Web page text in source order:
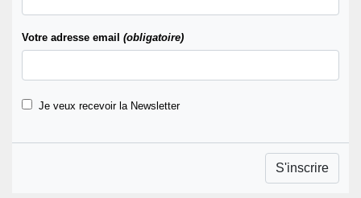
Votre adresse email (obligatoire)
Je veux recevoir la Newsletter